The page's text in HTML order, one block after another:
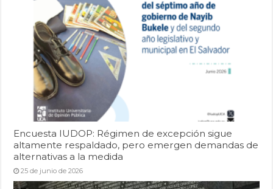
Encuesta IUDOP: Régimen de excepción sigue
altamente respaldado, pero emergen demandas de
alternativas a la medida
25 de junio de 2026